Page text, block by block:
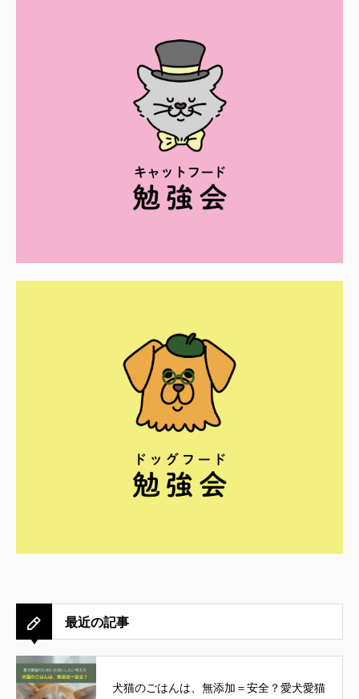
最近の記事
犬猫のごはんは、無添加＝安全？愛犬愛猫